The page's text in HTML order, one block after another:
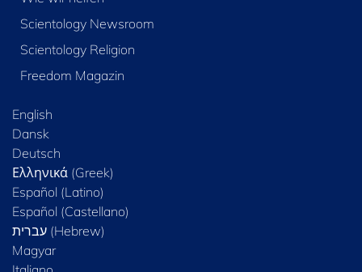
Scientology Newsroom
Scientology Religion
Freedom Magazin
English
Dansk
Deutsch
Ελληνικά (Greek)
Español (Latino)
Español (Castellano)
Magyar